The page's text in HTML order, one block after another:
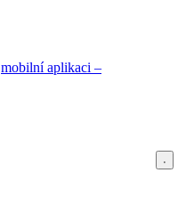
mobilní aplikaci –